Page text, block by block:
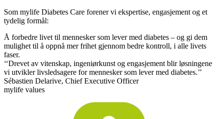
Som mylife Diabetes Care forener vi ekspertise, engasjement og et
tydelig formål:
Å forbedre livet til mennesker som lever med diabetes – og gi dem
mulighet til å oppnå mer frihet gjennom bedre kontroll, i alle livets
faser.
‘‘Drevet av vitenskap, ingeniørkunst og engasjement blir løsningene
vi utvikler livsledsagere for mennesker som lever med diabetes.’’
Sébastien Delarive, Chief Executive Officer
mylife values